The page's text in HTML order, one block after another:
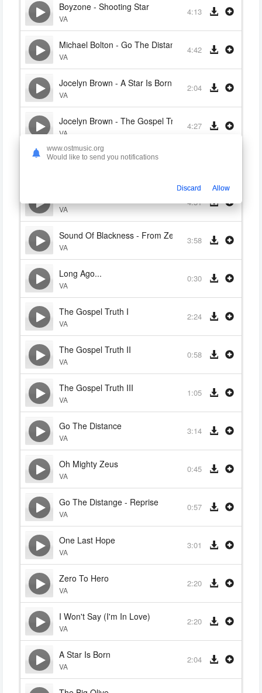
Boyzone - Shooting Star
VA
4:13
Michael Bolton - Go The Distance
VA
4:42
Jocelyn Brown - A Star Is Born
VA
2:04
Jocelyn Brown - The Gospel Truth (trilogy)
VA
4:27
Belinda Carlisle - I Won't Say
VA
4:51
Sound Of Blackness - From Zero To Hero
VA
3:58
Long Ago...
VA
0:30
The Gospel Truth I
VA
2:24
The Gospel Truth II
VA
0:58
The Gospel Truth III
VA
1:05
Go The Distance
VA
3:14
Oh Mighty Zeus
VA
0:45
Go The Distange - Reprise
VA
0:57
One Last Hope
VA
3:01
Zero To Hero
VA
2:20
I Won't Say (I'm In Love)
VA
2:20
A Star Is Born
VA
2:04
www.ostmusic.org
Would like to send you notifications
Discard Allow